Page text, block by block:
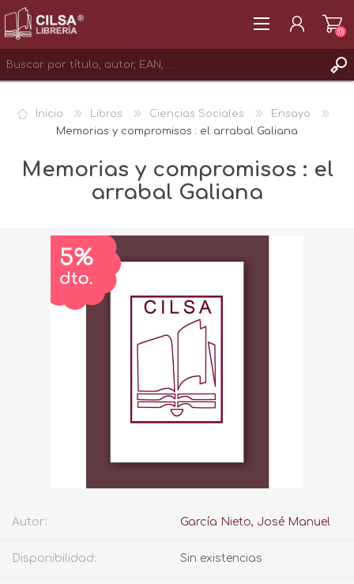
INICIAR SESIÓN
(0)
Inicio Libros Ciencias Sociales
Ensayo
Memorias y compromisos : el arrabal Galiana
Memorias y compromisos : el
arrabal Galiana
Autor: García Nieto, José Manuel
Disponibilidad: Sin existencias